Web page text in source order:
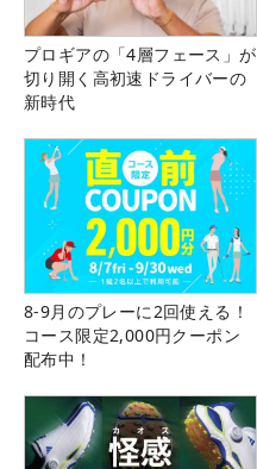
プロギアの「4層フェース」が
切り開く高初速ドライバーの
新時代
8-9月のプレーに2回使える！
コース限定2,000円クーポン
配布中！